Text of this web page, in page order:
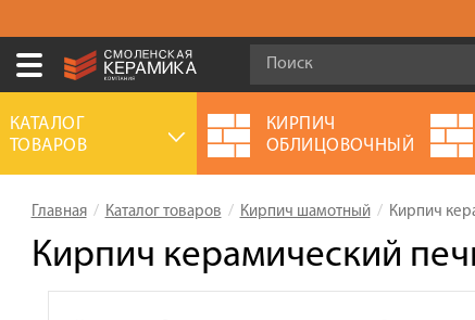
Ваш город:
Выберите ваш город:
+7 (4832) 300-007
Акции
КАТАЛОГ
ТОВАРОВ
КИРПИЧ
ОБЛИЦОВОЧНЫЙ
Главная Каталог товаров Кирпич шамотный Кирпич
Кирпич керамический